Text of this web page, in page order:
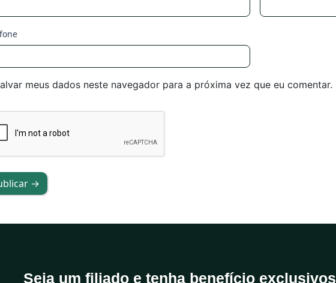
meus dados neste navegador para a próxima vez que eu comentar.
→
Seja um filiado e tenha benefício exclusivos